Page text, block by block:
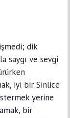
dik
saygı ve sevgi
iyi bir Sinlice
yerine
bir